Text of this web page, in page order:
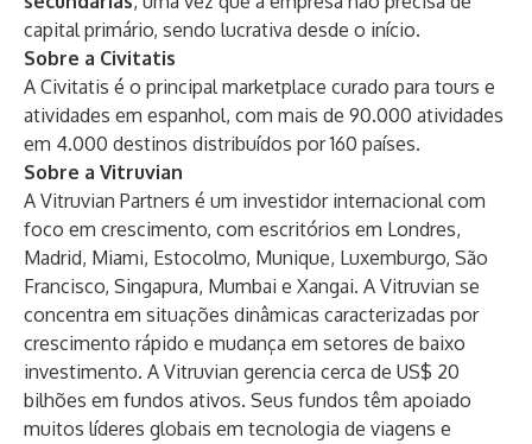
capital primário, sendo lucrativa desde o início.
Sobre a Civitatis
A Civitatis é o principal marketplace curado para tours e
atividades em espanhol, com mais de 90.000 atividades
em 4.000 destinos distribuídos por 160 países.
Sobre a Vitruvian
A Vitruvian Partners é um investidor internacional com
foco em crescimento, com escritórios em Londres,
Madrid, Miami, Estocolmo, Munique, Luxemburgo, São
Francisco, Singapura, Mumbai e Xangai. A Vitruvian se
concentra em situações dinâmicas caracterizadas por
crescimento rápido e mudança em setores de baixo
investimento. A Vitruvian gerencia cerca de US$ 20
bilhões em fundos ativos. Seus fundos têm apoiado
muitos líderes globais em tecnologia de viagens e